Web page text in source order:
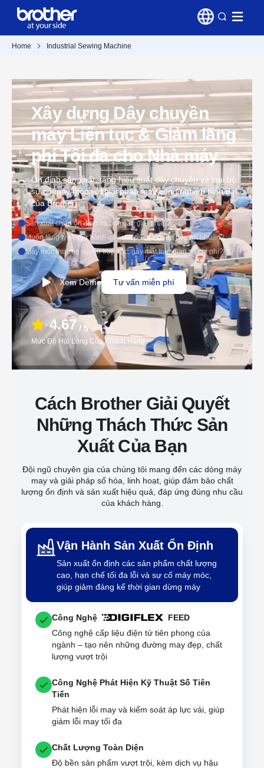
Home Industrial Sewing Machine
Xây dựng Dây chuyền
may Liên tục & Giảm lãng
phí Tối đa cho Nhà máy
Ổn định sản xuất, tăng hiệu suất dây chuyền và loại bỏ
sự cố máy móc với giải pháp may công nghiệp hiện đại
của Brother
Sản xuất chưa ổn định và bạn cần giải pháp?
Muốn tăng tỷ lệ vận hành dây chuyền và tối đa hóa lợi nhuận?
Máy móc thường xuyên trục trặc, gây mất thời gian và chi phí?
Xem Demo Tư vấn miễn phí
4.67 / 5
Mức Độ Hài Lòng Của Khách Hàng
Cách Brother Giải Quyết
Những Thách Thức Sản
Xuất Của Bạn
Đội ngũ chuyên gia của chúng tôi mang đến các dòng máy
may và giải pháp số hóa, linh hoạt, giúp đảm bảo chất
lượng ổn định và sản xuất hiệu quả, đáp ứng đúng nhu cầu
của khách hàng.
Vận Hành Sản Xuất Ổn Định
Sản xuất ổn định các sản phẩm chất lượng
cao, hạn chế tối đa lỗi và sự cố máy móc,
giúp giảm đáng kể thời gian dừng máy
Công Nghệ
FEED
Công nghệ cấp liệu điện tử tiên phong của
ngành – tạo nên những đường may đẹp, chất
lượng vượt trội
Công Nghệ Phát Hiện Kỹ Thuật Số Tiên
Tiến
Phát hiện lỗi may và kiểm soát áp lực vải, giúp
giảm lỗi may tối đa
Chất Lượng Toàn Diện
Độ bền sản phẩm vượt trội, kèm dịch vụ hậu